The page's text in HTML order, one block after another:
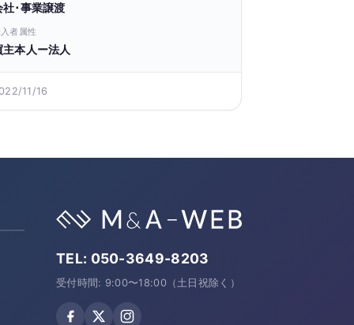
社･事業譲渡
者属性
主本人ー法人
11/16
TEL: 050-3649-8203
受付時間: 9:00〜18:00（土日祝除く）